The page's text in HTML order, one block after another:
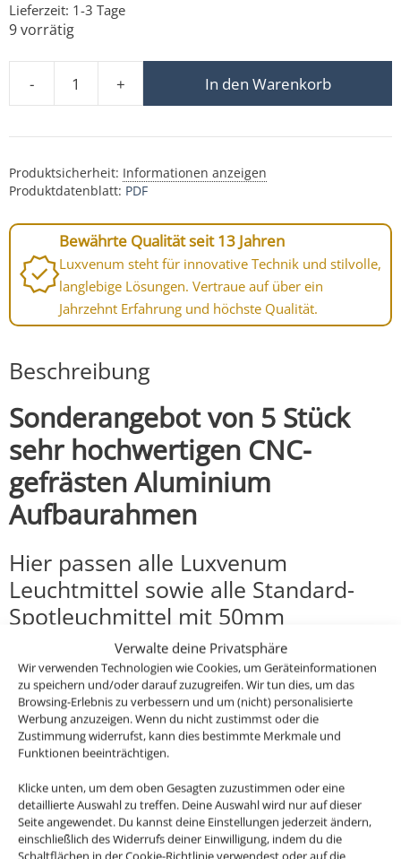
Verwalte deine Privatsphäre
Wir verwenden Technologien wie Cookies, um Geräteinformationen
zu speichern und/oder darauf zuzugreifen. Wir tun dies, um das
Browsing-Erlebnis zu verbessern und um (nicht) personalisierte
Werbung anzuzeigen. Wenn du nicht zustimmst oder die
Zustimmung widerrufst, kann dies bestimmte Merkmale und
Funktionen beeinträchtigen.
Klicke unten, um dem oben Gesagten zuzustimmen oder eine
detaillierte Auswahl zu treffen. Deine Auswahl wird nur auf dieser
Seite angewendet. Du kannst deine Einstellungen jederzeit ändern,
einschließlich des Widerrufs deiner Einwilligung, indem du die
Schaltflächen in der Cookie-Richtlinie verwendest oder auf die
Lieferzeit: 1-3 Tage
9 vorrätig
-
5x Aluminium Aufbauleuchte / 24cm anthrazit /
+ In den Warenkorb
Produktsicherheit: Informationen anzeigen
Produktdatenblatt: PDF
Bewährte Qualität seit 13 Jahren
Luxvenum steht für innovative Technik und stilvolle,
langlebige Lösungen. Vertraue auf über ein
Jahrzehnt Erfahrung und höchste Qualität.
Beschreibung
Sonderangebot von 5 Stück
sehr hochwertigen CNC-
gefrästen Aluminium
Aufbaurahmen
Hier passen alle Luxvenum
Leuchtmittel sowie alle Standard-
Spotleuchmittel mit 50mm
Durchmesser wie eine GU10 anderer
Hersteller hinein.
Die Aufbaurahmen sind neu, es
handelt sich nur um einen Ausläufer,
ehemaliger Einzelpreis 54,95€ das
Stück, jetzt zugreifen!
Technische Daten